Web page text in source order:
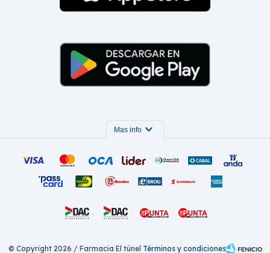
Mas info expand_more
© Copyright 2026 / Farmacia El túnel Términos y condiciones